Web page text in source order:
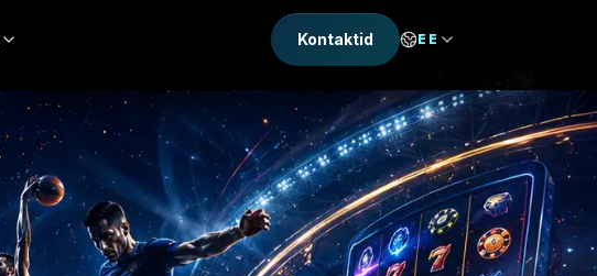
Kontaktid EE